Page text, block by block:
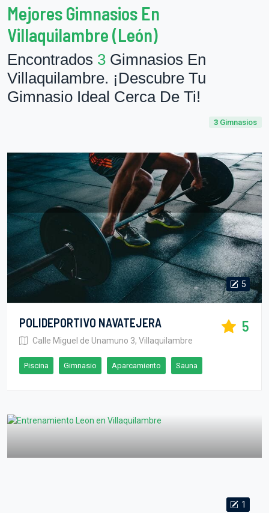
Mejores Gimnasios En
Villaquilambre (León)
Encontrados 3 Gimnasios En
Villaquilambre. ¡Descubre Tu
Gimnasio Ideal Cerca De Ti!
3 Gimnasios
5
POLIDEPORTIVO NAVATEJERA
Calle Miguel de Unamuno 3, Villaquilambre
5
Piscina Gimnasio Aparcamiento Sauna
1